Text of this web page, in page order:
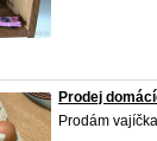
Prodej
Prodám